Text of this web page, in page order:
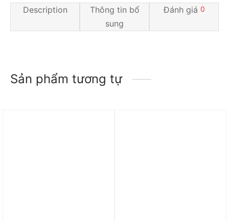
Description
Thông tin bổ
sung
Đánh giá 0
Sản phẩm tương tự